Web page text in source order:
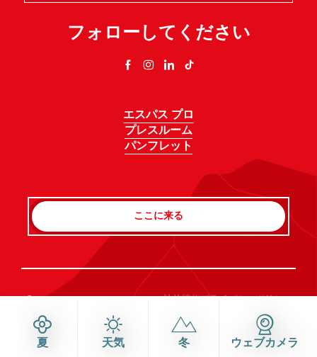
夏 天気 冬 ウェブカメラ
フォローしてください
エスパス プロ
プレスルーム
パンフレット
ここに来る
©Haute-Savoie-Mont-Blanc, 2026法的情報プライバシーポリシー
アクセシビリティ：不適合 サイトマップ